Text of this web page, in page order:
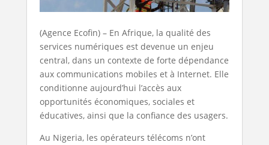
(Agence Ecofin) – En Afrique, la qualité des
services numériques est devenue un enjeu
central, dans un contexte de forte dépendance
aux communications mobiles et à Internet. Elle
conditionne aujourd’hui l’accès aux
opportunités économiques, sociales et
éducatives, ainsi que la confiance des usagers.
Au Nigeria, les opérateurs télécoms n’ont